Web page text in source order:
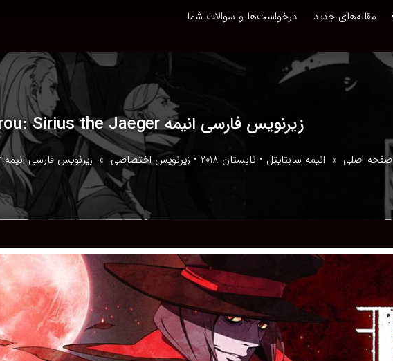
مقاله‌های جدید درخواست‌ها و سوالات شما
زیرنویس فارسی انیمه Tenrou: Sirius the Jaeger
صفحه اصلی » انیمه سابتایتل • تابستان 2018 • زیرنویس اختصاصی » زیرنویس فارسی انیمه Tenrou: Sirius the Jaeger